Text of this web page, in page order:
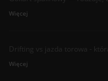
Więcej
Drifting vs jazda torowa -
Więcej